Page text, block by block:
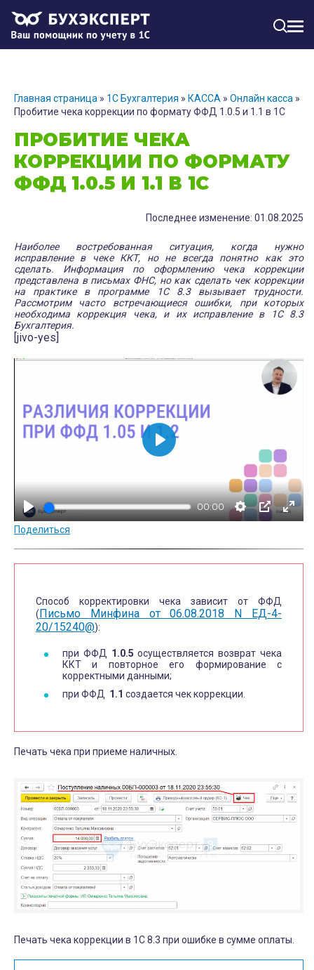
Главная страница » 1С Бухгалтерия » КАССА » Онлайн касса »
Пробитие чека коррекции по формату ФФД 1.0.5 и 1.1 в 1С
ПРОБИТИЕ ЧЕКА
КОРРЕКЦИИ ПО ФОРМАТУ
ФФД 1.0.5 И 1.1 В 1С
Последнее изменение: 01.08.2025
Наиболее востребованная ситуация, когда нужно
исправление в чеке ККТ, но не всегда понятно как это
сделать. Информация по оформлению чека коррекции
представлена в письмах ФНС, но как сделать чек коррекции
на практике в программе 1С 8.3 вызывает трудности.
Рассмотрим часто встречающиеся ошибки, при которых
необходима коррекция чека, и их исправление в 1С 8.3
Бухгалтерия.
[jivo-yes]
00:00
В
с
п
о
в
и
Поделиться
Способ корректировки чека зависит от ФФД
( Письмо Минфина от 06.08.2018 N ЕД-4-
20/15240@):
при ФФД 1.0.5 осуществляется возврат чека
ККТ и повторное его формирование с
корректными данными;
при ФФД 1.1 создается чек коррекции.
Печать чека при приеме наличных.
Печать чека коррекции в 1С 8.3 при ошибке в сумме оплаты.